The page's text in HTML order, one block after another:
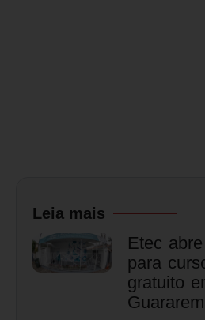
Leia mais
Etec
para
gratuito